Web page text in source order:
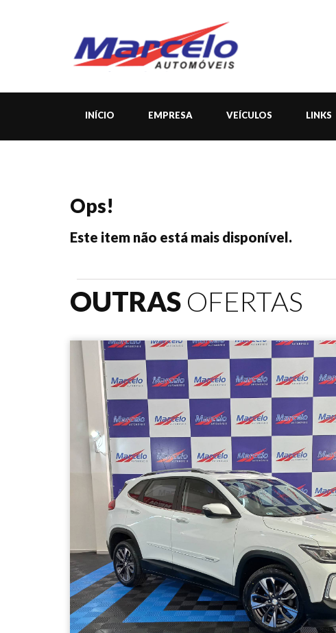
INÍCIO EMPRESA VEÍCULOS LINKS
Ops!
Este item não está mais disponível.
OUTRAS OFERTAS